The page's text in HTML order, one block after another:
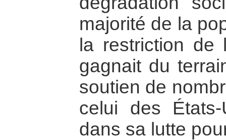
majorité de la
la restriction de
gagnait du
soutien de
celui des
dans sa lutte